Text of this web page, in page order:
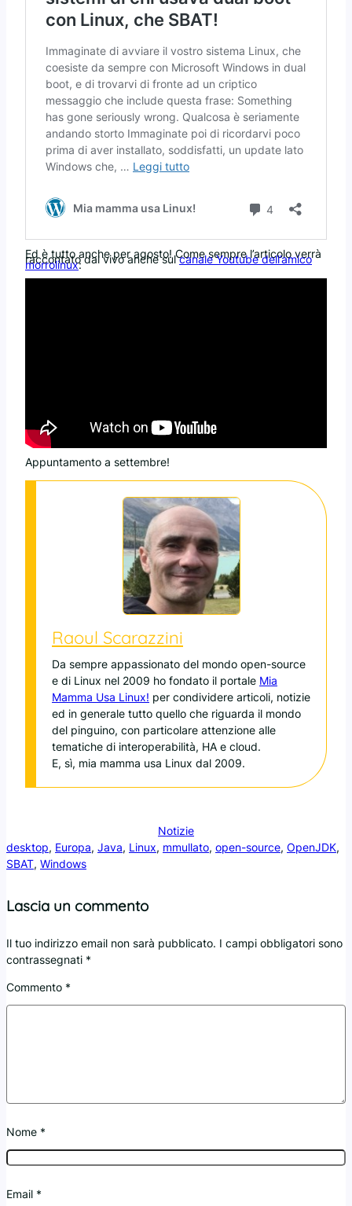
Ed è tutto anche per agosto! Come sempre l’articolo verrà
raccontato dal vivo anche sulcanale Youtube dell’amico
morrolinux:
Appuntamento a settembre!
Raoul Scarazzini
Da sempre appassionato del mondo open-source
e di Linux nel 2009 ho fondato il portale Mia
Mamma Usa Linux! per condividere articoli, notizie
ed in generale tutto quello che riguarda il mondo
del pinguino, con particolare attenzione alle
tematiche di interoperabilità, HA e cloud.
E, sì, mia mamma usa Linux dal 2009.
Notizie
desktop, Europa, Java, Linux, mmullato, open-source, OpenJDK
SBAT, Windows
Lascia un commento
Il tuo indirizzo email non sarà pubblicato. I campi obbligatori sono
contrassegnati *
Commento *
Nome *
Email *